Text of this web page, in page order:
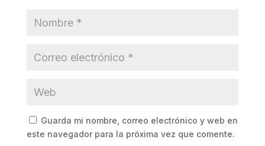
Guarda mi nombre, correo electrónico y web en
este navegador para la próxima vez que comente.